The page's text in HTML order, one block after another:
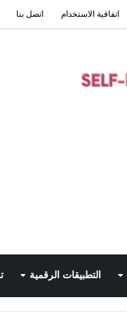
اتفاقية الاستخدام اتصل بنا
التطبيقات الرقمية